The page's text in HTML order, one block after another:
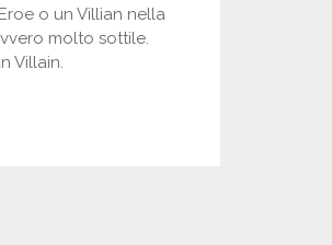
o un Villian nella
molto sottile.
Villain.